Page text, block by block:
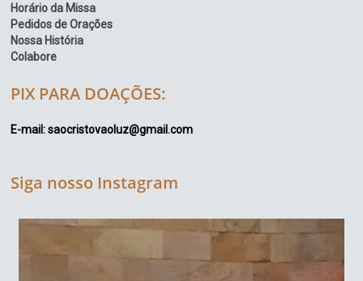
Horário da Missa
Pedidos de Orações
Nossa História
Colabore
PIX PARA DOAÇÕES:
E-mail: saocristovaoluz@gmail.com
Siga nosso Instagram